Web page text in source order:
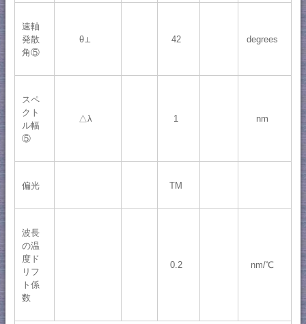
速軸
発散
角⑤
θ⊥ 42 degrees
スペ
クト
ル幅
⑤
△λ 1 nm
偏光 TM
波長
の温
度ド
リフ
ト係
数
0.2 nm/℃